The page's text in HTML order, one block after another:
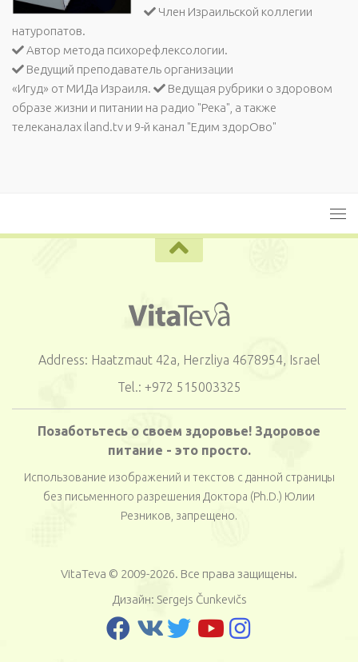
Член Израильской коллегии
натуропатов.
Автор метода психорефлексологии.
Ведущий преподаватель организации
«Игуд» от МИДа Израиля.
Ведущая рубрики о здоровом
образе жизни и питании на радио "Река", а также
телеканалах iland.tv и 9-й канал "Едим здорОво"
Address: Haatzmaut 42a, Herzliya 4678954, Israel
Tel.: +972 515003325
Позаботьтесь о своем здоровье! Здоровое
питание - это просто.
Использование изображений и текстов с данной страницы
без письменного разрешения Доктора (Ph.D.) Юлии
Резников, запрещено.
VitaTeva © 2009-2026. Все права защищены.
Дизайн: Sergejs Čunkevičs